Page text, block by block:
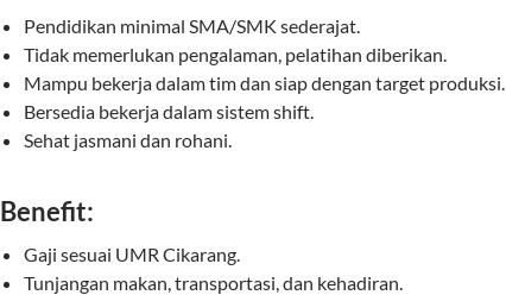
Pendidikan minimal SMA/SMK sederajat.
Tidak memerlukan pengalaman, pelatihan diberikan.
Mampu bekerja dalam tim dan siap dengan target produksi.
Bersedia bekerja dalam sistem shift.
Sehat jasmani dan rohani.
Benefit:
Gaji sesuai UMR Cikarang.
Tunjangan makan, transportasi, dan kehadiran.